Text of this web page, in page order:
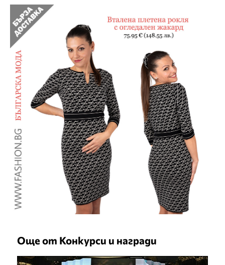
Още от Конкурси и награди